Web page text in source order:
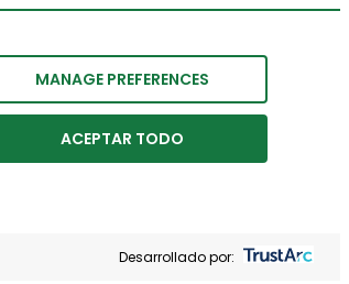
MANAGE PREFERENCES
ACEPTAR TODO
Desarrollado por: